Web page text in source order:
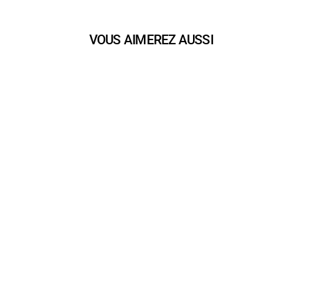
VOUS AIMEREZ AUSSI